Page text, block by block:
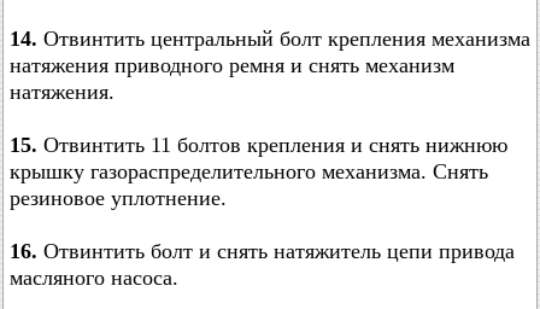
14. Отвинтить центральный болт крепления механизма
натяжения приводного ремня и снять механизм
натяжения.
15. Отвинтить 11 болтов крепления и снять нижнюю
крышку газораспределительного механизма. Снять
резиновое уплотнение.
16. Отвинтить болт и снять натяжитель цепи привода
масляного насоса.